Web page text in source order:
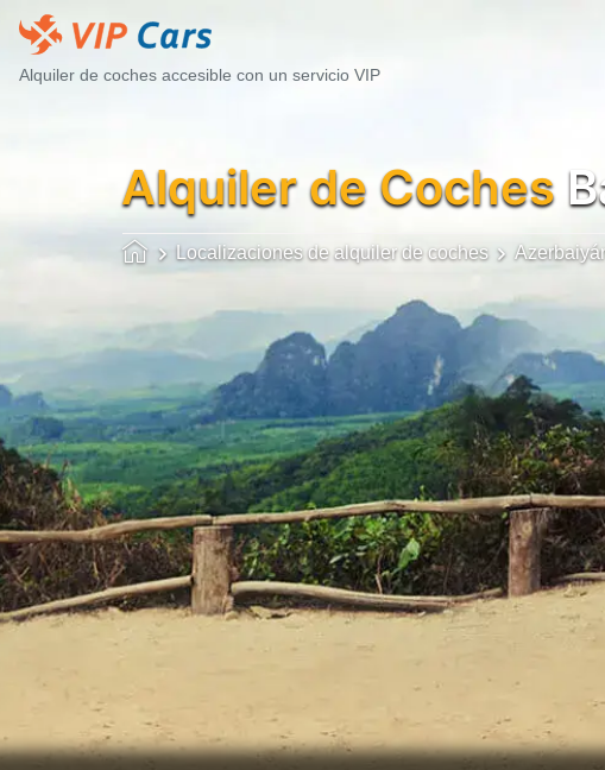
Alquiler de coches accesible con un servicio VIP
Alquiler de Coches
Localizaciones de alquiler de coches